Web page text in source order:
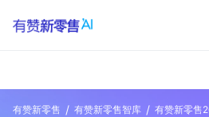
有赞新零售 / 有赞新零售智库 / 有赞新零售